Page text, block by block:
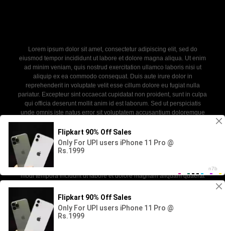
Lorem ipsum dolor sit amet, consectetur adipiscing elit, sed do
eiusmod tempor incididunt ut labore et dolore magna aliqua. Ut enim
ad minim veniam, quis nostrud exercitation ullamco laboris nisi ut
aliquip ex ea commodo consequat. Duis aute irure dolor in
reprehenderit in voluptate velit esse cillum dolore eu fugiat nulla
pariatur. Excepteur sint occaecat cupidatat non proident, sunt in culpa
qui officia deserunt mollit anim id est laborum. Sed ut perspiciatis
unde omnis iste natus error sit voluptatem accusantium doloremque
laudantium, totam rem aperiam, eaque ipsa quae ab illo inventore
veritatis et quasi architecto beatae vitae dicta sunt explicabo. Nemo
enim ipsam voluptatem quia voluptas sit aspernatur aut odit aut fugit,
sed quia consequuntur magni dolores eos qui ratione voluptatem
sequi nesciunt. Neque porro quisquam est, qui dolorem ipsum quia
dolor sit amet, consectetur, adipisci velit, sed quia non numquam eius
modi tempora incidunt ut labore et dolore magnam aliquam quaerat
2026 - SABINKA. All rights reserved. Powered by WP-Script.com